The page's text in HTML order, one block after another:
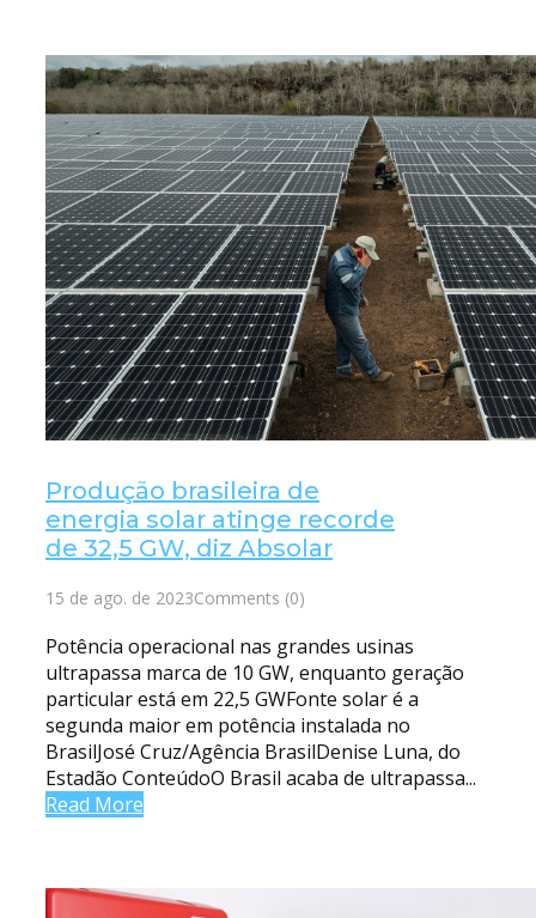
Produção brasileira de
energia solar atinge recorde
de 32,5 GW, diz Absolar
15 de ago. de 2023Comments (0)
Potência operacional nas grandes usinas
ultrapassa marca de 10 GW, enquanto geração
particular está em 22,5 GWFonte solar é a
segunda maior em potência instalada no
BrasilJosé Cruz/Agência BrasilDenise Luna, do
Estadão ConteúdoO Brasil acaba de ultrapassa...
Read More